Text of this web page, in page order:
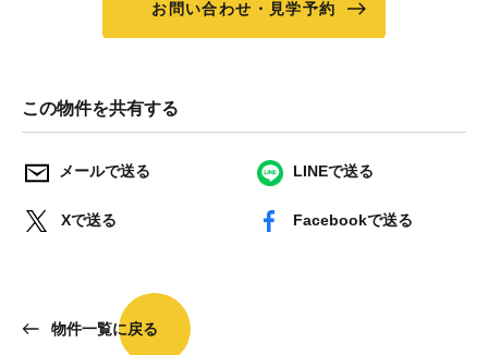
お問い合わせ・見学予約
この物件を共有する
メールで送る LINEで送る
Xで送る Facebookで送る
物件一覧に戻る